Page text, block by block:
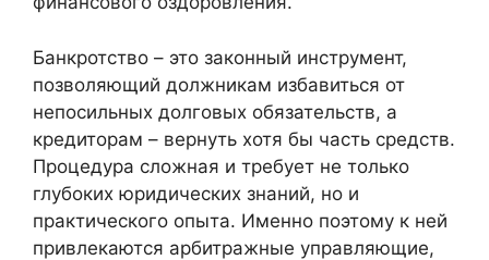
Банкротство – это законный инструмент,
позволяющий должникам избавиться от
непосильных долговых обязательств, а
кредиторам – вернуть хотя бы часть средств.
Процедура сложная и требует не только
глубоких юридических знаний, но и
практического опыта. Именно поэтому к ней
привлекаются арбитражные управляющие,